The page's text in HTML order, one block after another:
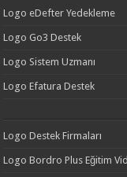
Logo eDefter Yedekleme
Logo Go3 Destek
Logo Sistem Uzmanı
Logo Efatura Destek
Logo Destek Firmaları
Logo Bordro Plus Eğitim